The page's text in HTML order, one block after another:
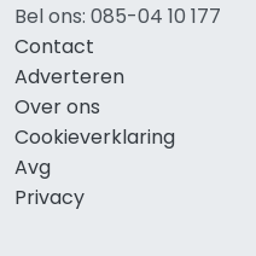
Bel ons: 085-04 10 177
Contact
Adverteren
Over ons
Cookieverklaring
Avg
Privacy